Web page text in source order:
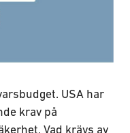
USA har
krav på
Vad krävs av